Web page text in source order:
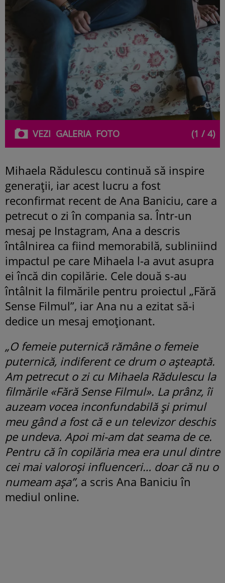
VEZI GALERIAFOTO (1 / 4)
Mihaela Rădulescu continuă să inspire
generații, iar acest lucru a fost
reconfirmat recent de Ana Baniciu, care a
petrecut o zi în compania sa. Într-un
mesaj pe Instagram, Ana a descris
întâlnirea ca fiind memorabilă, subliniind
impactul pe care Mihaela l-a avut asupra
ei încă din copilărie. Cele două s-au
întâlnit la filmările pentru proiectul „Fără
Sense Filmul”, iar Ana nu a ezitat să-i
dedice un mesaj emoționant.
„O femeie puternică rămâne o femeie
puternică, indiferent ce drum o așteaptă.
Am petrecut o zi cu Mihaela Rădulescu la
filmările «Fără Sense Filmul». La prânz, îi
auzeam vocea inconfundabilă și primul
meu gând a fost că e un televizor deschis
pe undeva. Apoi mi-am dat seama de ce.
Pentru că în copilăria mea era unul dintre
cei mai valoroși influenceri… doar că nu o
numeam așa”, a scris Ana Baniciu în
mediul online.